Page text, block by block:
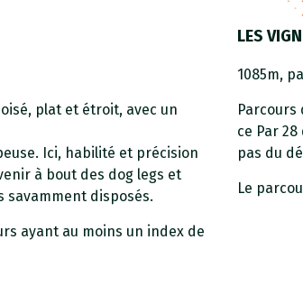
plat et étroit, avec un
Ici, habilité et précision
à bout des dog legs et
disposés.
ayant au moins un index de
LES
1085m,
Parcours
ce Par
pas du
Le